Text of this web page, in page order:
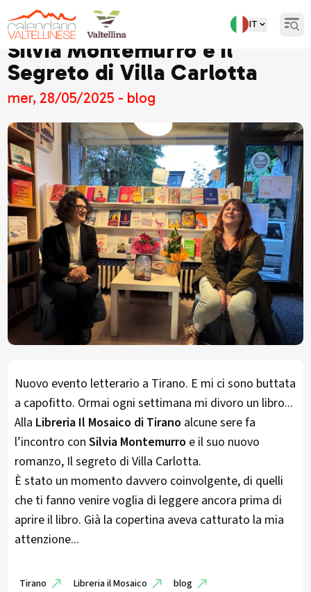
IT
Silvia Montemurro e il
Segreto di Villa Carlotta
mer, 28/05/2025 - blog
Nuovo evento letterario a Tirano. E mi ci sono buttata
a capofitto. Ormai ogni settimana mi divoro un libro...
Alla Libreria Il Mosaico di Tirano alcune sere fa
l’incontro con Silvia Montemurro e il suo nuovo
romanzo, Il segreto di Villa Carlotta.
È stato un momento davvero coinvolgente, di quelli
che ti fanno venire voglia di leggere ancora prima di
aprire il libro. Già la copertina aveva catturato la mia
attenzione...
Tirano Libreria il Mosaico blog